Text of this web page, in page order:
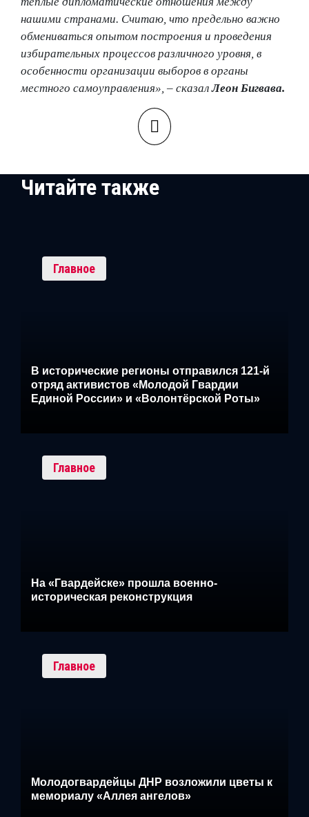
нашими странами. Считаю, что предельно важно
обмениваться опытом построения и проведения
избирательных процессов различного уровня, в
особенности организации выборов в органы
местного самоуправления», – сказалЛеон Бигвава.
Читайте также
Главное
В исторические регионы отправился 121-й
отряд активистов «Молодой Гвардии
Единой России» и «Волонтёрской Роты»
Главное
На «Гвардейске» прошла военно-
историческая реконструкция
Главное
Молодогвардейцы ДНР возложили цветы к
мемориалу «Аллея ангелов»